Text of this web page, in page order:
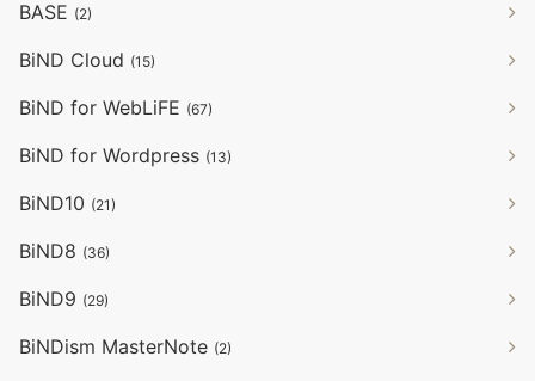
BASE (2)
BiND Cloud (15)
BiND for WebLiFE (67)
BiND for Wordpress (13)
BiND10 (21)
BiND8 (36)
BiND9 (29)
BiNDism MasterNote (2)